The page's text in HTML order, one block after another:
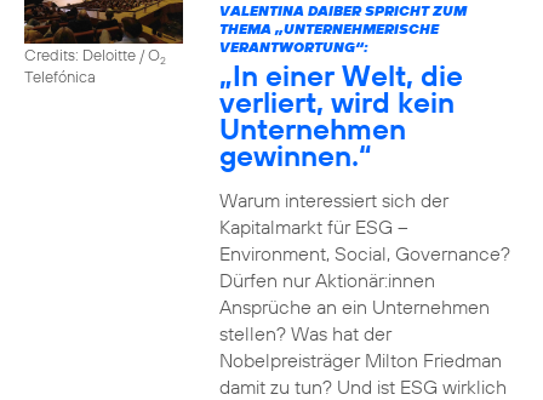
Credits: Deloitte / O2
Telefónica
VALENTINA DAIBER SPRICHT ZUM
THEMA „UNTERNEHMERISCHE
VERANTWORTUNG“:
„In einer Welt, die
verliert, wird kein
Unternehmen
gewinnen.“
Warum interessiert sich der
Kapitalmarkt für ESG –
Environment, Social, Governance?
Dürfen nur Aktionär:innen
Ansprüche an ein Unternehmen
stellen? Was hat der
Nobelpreisträger Milton Friedman
damit zu tun? Und ist ESG wirklich